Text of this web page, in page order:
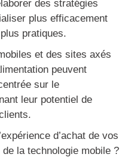
des stratégies
plus efficacement
pratiques.
et des sites axés
peuvent
sur le
leur potentiel de
d’achat de vos
la technologie mobile ?